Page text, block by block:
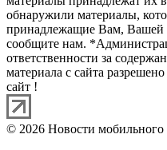
обнаружили материалы,
принадлежащие Вам, Вашей
сообщите нам.
ответственности за
материала с сайта
сайт !
© 2026 Новости мобильного